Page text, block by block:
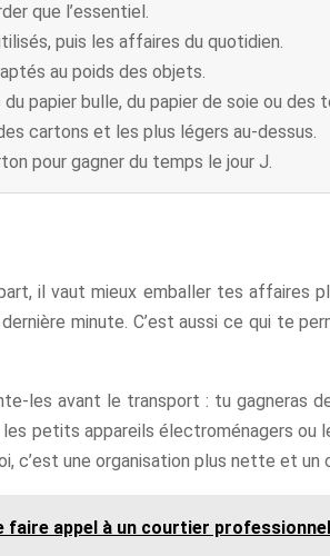
que l’essentiel.
puis les affaires du quotidien.
au poids des objets.
papier bulle, du papier de soie ou des
cartons et les plus légers au-dessus.
pour gagner du temps le jour J.
il vaut mieux emballer tes affaires
minute. C’est aussi ce qui te
les avant le transport : tu gagneras
petits appareils électroménagers
c’est une organisation plus nette et un
faire appel à un courtier professionnel